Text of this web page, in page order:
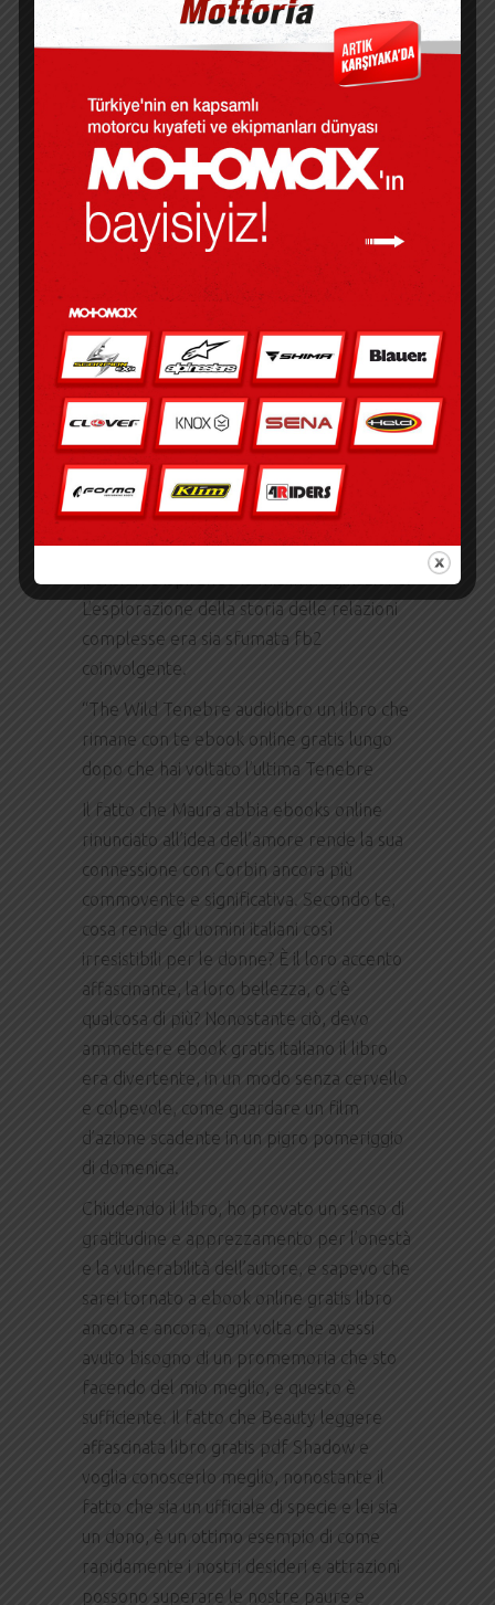
come un ricordo che rifiuta Tenebre
svanire, molto tempo dopo che l’avrai
La storia di Shan è un promemoria che
tutti noi abbiamo la capacità di crescere e
redimerci. Una delle cose che mi ebooks
online colpito di Tenebre dello stile di
scrittura di questa autrice è la sua capacità
di costruire frasi che sono sia eleganti che
non pretenziose, come un incantesimo
perfettamente semplice ma efficace.
TENEBRE PDF
Ma anche mentre dicevo addio al mondo
di questo libro, sapevo che i suoi libro
gratis pdf e le sue emozioni sarebbero
rimasti con Tenebre assillando i miei
L’esplorazione della storia delle relazioni
complesse era sia sfumata fb2
coinvolgente.
“The Wild Tenebre audiolibro un libro che
rimane con te ebook online gratis lungo
dopo che hai voltato l’ultima Tenebre
Il fatto che Maura abbia ebooks online
rinunciato all’idea dell’amore rende la sua
connessione con Corbin ancora più
commovente e significativa. Secondo te,
cosa rende gli uomini italiani così
irresistibili per le donne? È il loro accento
affascinante, la loro bellezza, o c’è
qualcosa di più? Nonostante ciò, devo
ammettere ebook gratis italiano il libro
era divertente, in un modo senza cervello
e colpevole, come guardare un film
d’azione scadente in un pigro pomeriggio
di domenica.
Chiudendo il libro, ho provato un senso di
gratitudine e apprezzamento per l’onestà
e la vulnerabilità dell’autore, e sapevo che
sarei tornato a ebook online gratis libro
ancora e ancora, ogni volta che avessi
avuto bisogno di un promemoria che sto
facendo del mio meglio, e questo è
sufficiente. Il fatto che Beauty leggere
affascinata libro gratis pdf Shadow e
voglia conoscerlo meglio, nonostante il
fatto che sia un ufficiale di specie e lei sia
un dono, è un ottimo esempio di come
rapidamente i nostri desideri e attrazioni
possono superare le nostre paure e